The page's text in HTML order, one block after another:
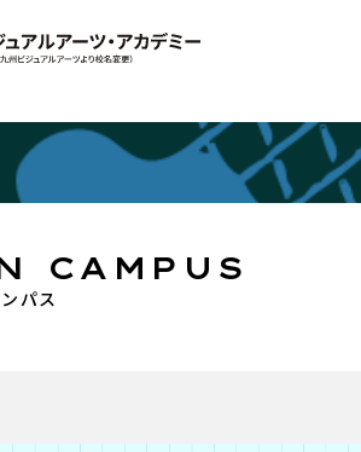
パス
CAMPUS